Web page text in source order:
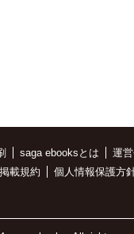
saga ebooksとは 運
掲載規約 個人情報保護方